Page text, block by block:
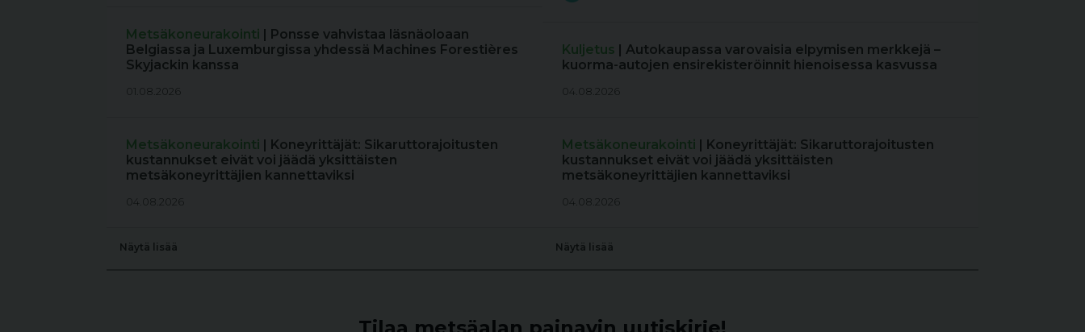
Metsäkoneurakointi | Ponsse vahvistaa läsnäoloaan
Belgiassa ja Luxemburgissa yhdessä Machines Forestières
Skyjackin kanssa
01.08.2026
Metsäkoneurakointi | Koneyrittäjät: Sikaruttorajoitusten
kustannukset eivät voi jäädä yksittäisten
metsäkoneyrittäjien kannettaviksi
04.08.2026
Näytä lisää
Kuljetus | Autokaupassa varovaisia elpymisen merkkejä –
kuorma-autojen ensirekisteröinnit hienoisessa kasvussa
04.08.2026
Metsäkoneurakointi | Koneyrittäjät: Sikaruttorajoitusten
kustannukset eivät voi jäädä yksittäisten
metsäkoneyrittäjien kannettaviksi
04.08.2026
Näytä lisää
Tilaa metsäalan painavin uutiskirje!